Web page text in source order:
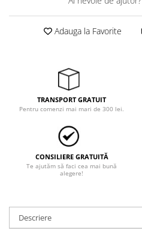
Veste
îmbrăcăminte pentru damă
Vizibilitate înalta hi-vis
îmbrăcăminte bucătari
îmbrăcăminte de lucru
înaltă vizibilitate hi-vis
Combinezoane
Hanorace
Pantaloni scurti
Salopetă cu pieptar
Adauga la Favorite
TRANSPORT GRATUIT
Pentru comenzi mai mari de 300 lei.
CONSILIERE GRATUITĂ
Te ajutăm să faci cea mai bună
alegere!
Descriere